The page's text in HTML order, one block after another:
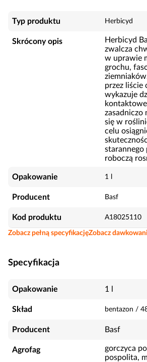
Typ produktu Herbicyd
Skrócony opis
Herbicyd
zwalcza
w uprawie
grochu,
przez liście
wykazuje
zasadniczo
się w
celu
starannego
roboczą
Opakowanie 1 l
Producent Basf
Kod produktu A18025110
Zobacz pełną specyfikacjęZobacz
Specyfikacja
Opakowanie 1 l
Skład bentazon /
Producent Basf
Agrofag
gorczyca
pospolita,